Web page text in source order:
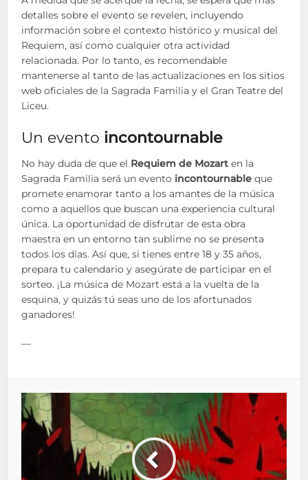
detalles sobre el evento se revelen, incluyendo
información sobre el contexto histórico y musical del
Requiem, así como cualquier otra actividad
relacionada. Por lo tanto, es recomendable
mantenerse al tanto de las actualizaciones en los sitios
web oficiales de la Sagrada Familia y el Gran Teatre del
Liceu.
Un evento incontournable
No hay duda de que el Requiem de Mozart en la
Sagrada Familia será un evento incontournable que
promete enamorar tanto a los amantes de la música
como a aquellos que buscan una experiencia cultural
única. La oportunidad de disfrutar de esta obra
maestra en un entorno tan sublime no se presenta
todos los días. Así que, si tienes entre 18 y 35 años,
prepara tu calendario y asegúrate de participar en el
sorteo. ¡La música de Mozart está a la vuelta de la
esquina, y quizás tú seas uno de los afortunados
ganadores!
—